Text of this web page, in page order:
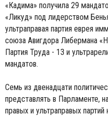
«Кадима» получила 29
«Ликуд» под лидерством
ультраправая партия еврея
союза Авигдора Либермана
Партия Труда - 13 и
мандатов.
Семь из двенадцати
представлять в Парламенте,
правых и ультраправых